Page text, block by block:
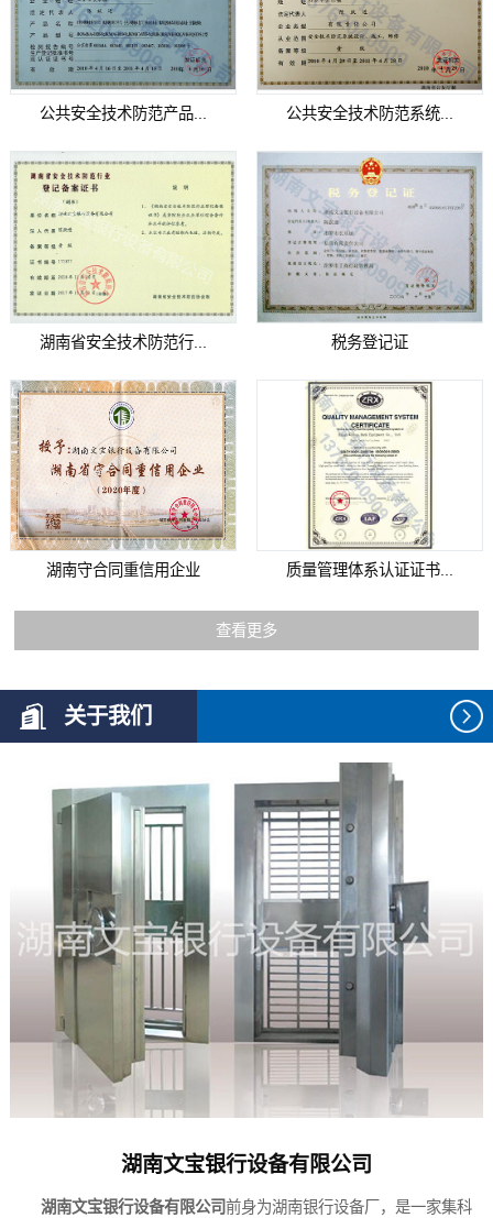
公共安全技术防范产品... 公共安全技术防范系统...
湖南省安全技术防范行... 税务登记证
湖南守合同重信用企业 质量管理体系认证证书...
查看更多
关于我们
湖南文宝银行设备有限公司
湖南文宝银行设备有限公司前身为湖南银行设备厂，是一家集科